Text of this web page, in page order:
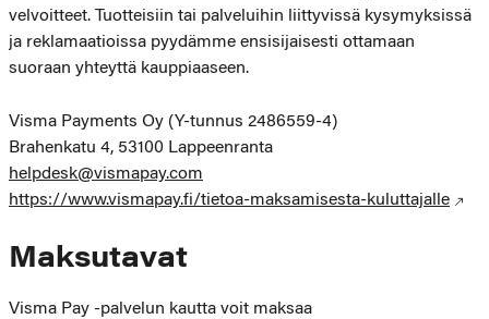
velvoitteet. Tuotteisiin tai palveluihin liittyvissä kysymyksissä
ja reklamaatioissa pyydämme ensisijaisesti ottamaan
suoraan yhteyttä kauppiaaseen.
Visma Payments Oy (Y-tunnus 2486559-4)
Brahenkatu 4, 53100 Lappeenranta
helpdesk@vismapay.com
https://www.vismapay.fi/tietoa-maksamisesta-kuluttajalle
Maksutavat
Visma Pay -palvelun kautta voit maksaa